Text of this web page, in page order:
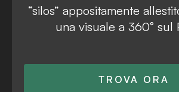
“silos” appositamente
una visuale a 360° sul
TROVA ORA